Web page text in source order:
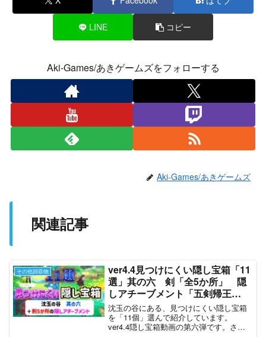
LINE コピー
Aki-Games/あきゲームズをフォローする
Aki-Games/あきゲームズ
関連記事
その他回収物
ver4.4見つけにくい隠し宝箱「11
選」其の六 剣「全5か所」 隠
しアチーブメント「五剣帰王
山」 古の剣士の銘文 古い木
材 沈玉の谷 璃月 ver4.4攻
略 原神
沈玉の谷にある、見つけにくい隠し宝箱
を「11個」選んで紹介しています。
ver4.4隠し宝箱動画の第六弾です。さら